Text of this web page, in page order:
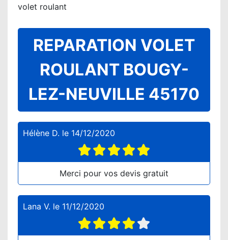
volet roulant
REPARATION VOLET
ROULANT BOUGY-
LEZ-NEUVILLE 45170
Hélène D. le 14/12/2020
Merci pour vos devis gratuit
Lana V. le 11/12/2020